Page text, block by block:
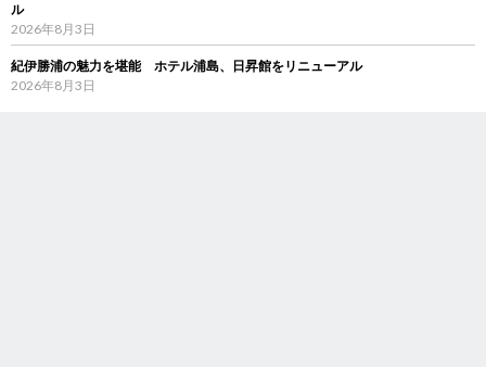
ル
2026年8月3日
紀伊勝浦の魅力を堪能 ホテル浦島、日昇館をリニューアル
2026年8月3日